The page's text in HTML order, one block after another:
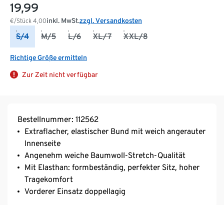
19,99
€/Stück 4,00inkl. MwSt.zzgl. Versandkosten
S/4 M/5 L/6 XL/7 XXL/8
Richtige Größe ermitteln
Zur Zeit nicht verfügbar
Bestellnummer: 112562
Extraflacher, elastischer Bund mit weich angerauter
Innenseite
Angenehm weiche Baumwoll-Stretch-Qualität
Mit Elasthan: formbeständig, perfekter Sitz, hoher
Tragekomfort
Vorderer Einsatz doppellagig